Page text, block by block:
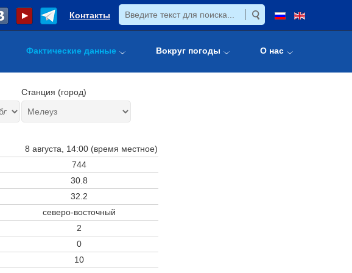
Контакты
Фактические данные Вокруг погоды О нас
Станция (город)
8 августа, 14:00 (время местное)
744
30.8
32.2
северо-восточный
2
0
10